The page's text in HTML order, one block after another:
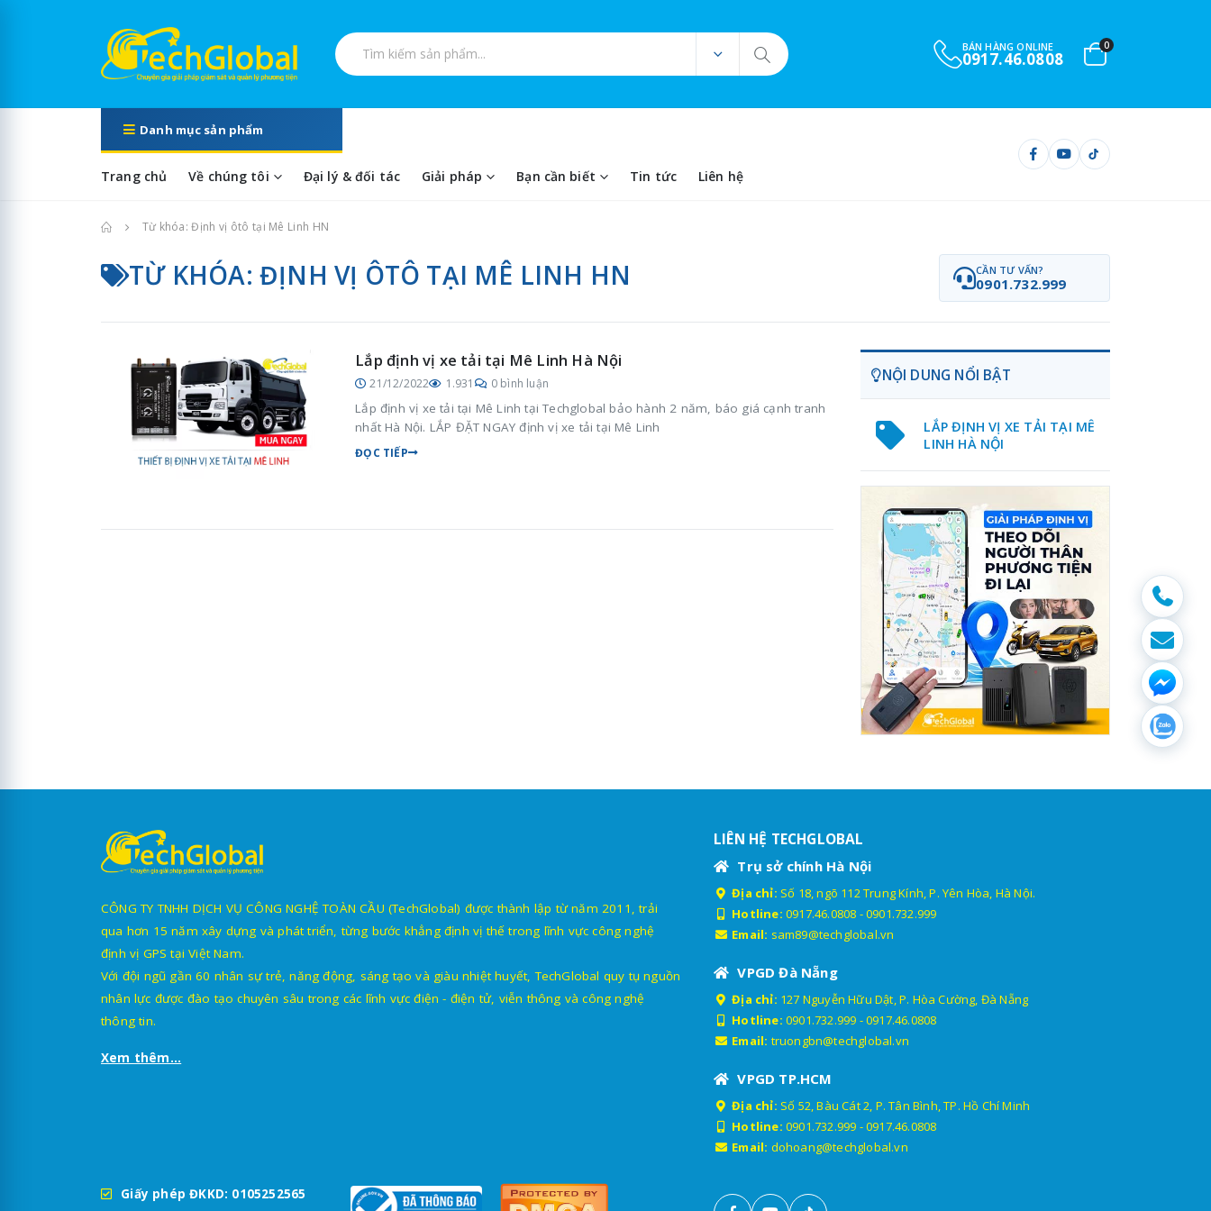
Tìm kiếm sản phẩm
BÁN HÀNG ONLINE
0917.46.0808
0
Danh mục sản phẩm
Trang chủ Về chúng tôi Đại lý & đối tác Giải pháp Bạn cần biết Tin tức Liên hệ
Trang chủTừ khóa: Định vị ôtô tại Mê Linh HN
TỪ KHÓA: ĐỊNH VỊ ÔTÔ TẠI MÊ LINH HN CẦN TƯ VẤN?
0901.732.999
Lắp định vị xe tải tại Mê Linh Hà Nội
21/12/2022 1.931 0 bình luận
Lắp định vị xe tải tại Mê Linh tại Techglobal bảo hành 2 năm, báo giá cạnh tranh
nhất Hà Nội. LẮP ĐẶT NGAY định vị xe tải tại Mê Linh
ĐỌC TIẾP
NỘI DUNG NỔI BẬT
LẮP ĐỊNH VỊ XE TẢI TẠI MÊ
LINH HÀ NỘI
CÔNG TY TNHH DỊCH VỤ CÔNG NGHỆ TOÀN CẦU (TechGlobal) được thành lập từ năm 2011, trải
qua hơn 15 năm xây dựng và phát triển, từng bước khẳng định vị thế trong lĩnh vực công nghệ
định vị GPS tại Việt Nam.
Với đội ngũ gần 60 nhân sự trẻ, năng động, sáng tạo và giàu nhiệt huyết, TechGlobal quy tụ nguồn
nhân lực được đào tạo chuyên sâu trong các lĩnh vực điện - điện tử, viễn thông và công nghệ
thông tin.
Xem thêm...
Giấy phép ĐKKD: 0105252565
LIÊN HỆ TECHGLOBAL
Trụ sở chính Hà Nội
Địa chỉ: Số 18, ngõ 112 Trung Kính, P. Yên Hòa, Hà Nội.
Hotline: 0917.46.0808 -0901.732.999
Email: sam89@techglobal.vn
VPGD Đà Nẵng
Địa chỉ: 127 Nguyễn Hữu Dật, P. Hòa Cường, Đà Nẵng
Hotline: 0901.732.999 -0917.46.0808
Email: truongbn@techglobal.vn
VPGD TP.HCM
Địa chỉ: Số 52, Bàu Cát 2, P. Tân Bình, TP. Hồ Chí Minh
Hotline: 0901.732.999 -0917.46.0808
Email: dohoang@techglobal.vn